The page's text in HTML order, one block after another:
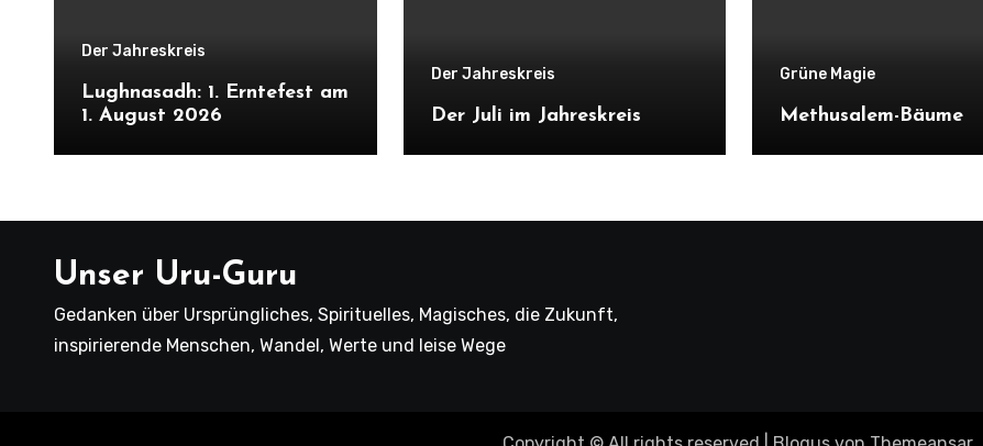
Der Jahreskreis
Lughnasadh: 1. Erntefest am
1. August 2026
Der Jahreskreis
Der Juli im Jahreskreis
Grüne Magie
Methusalem-Bäume
Unser Uru-Guru
Gedanken über Ursprüngliches, Spirituelles, Magisches, die Zukunft,
inspirierende Menschen, Wandel, Werte und leise Wege